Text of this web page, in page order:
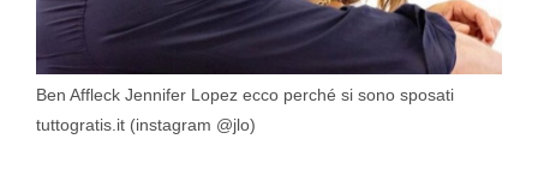
Ben Affleck Jennifer Lopez ecco perché si sono sposati
tuttogratis.it (instagram @jlo)